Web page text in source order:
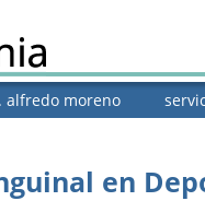
alfredo moreno
en